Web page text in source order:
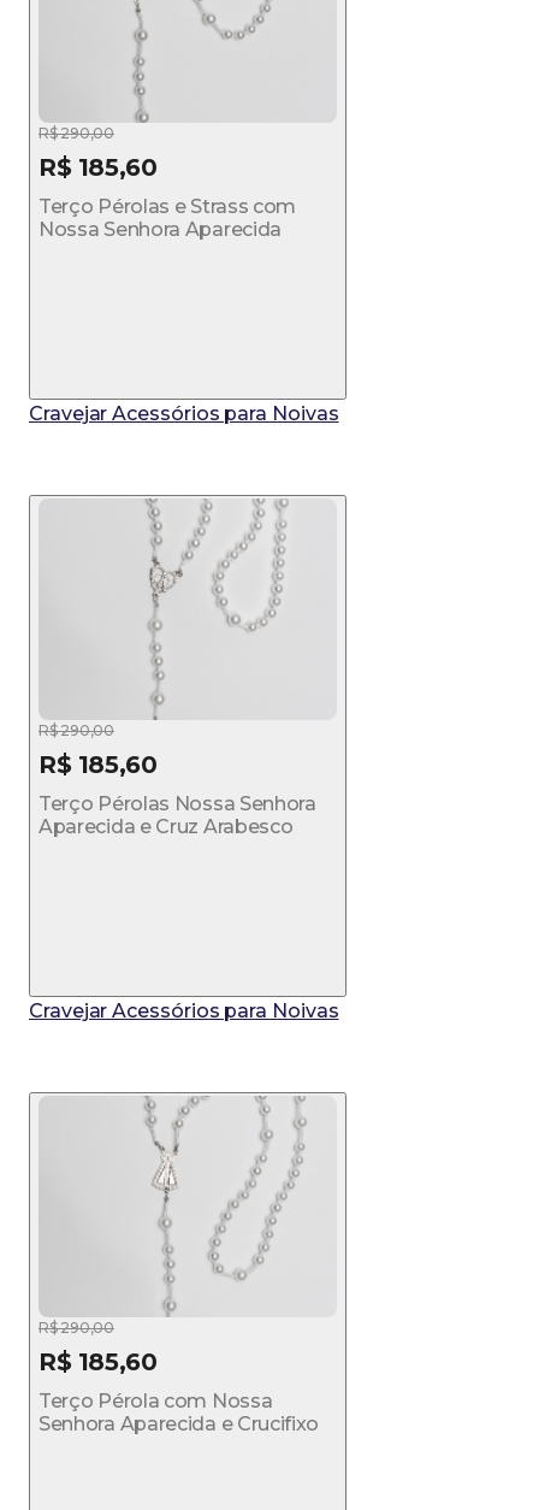
R$ 290,00
R$ 185,60
Terço Pérolas e Strass com
Nossa Senhora Aparecida
Cravejar Acessórios para Noivas
R$ 290,00
R$ 185,60
Terço Pérolas Nossa Senhora
Aparecida e Cruz Arabesco
Cravejar Acessórios para Noivas
R$ 290,00
R$ 185,60
Terço Pérola com Nossa
Senhora Aparecida e Crucifixo